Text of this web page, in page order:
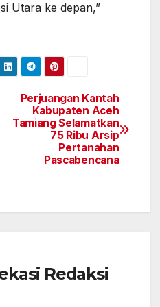
Utara ke depan,”
Perjuangan Kantah
Kabupaten Aceh
Tamiang Selamatkan
75 Ribu Arsip
Pertanahan
Pascabencana
Redaksi